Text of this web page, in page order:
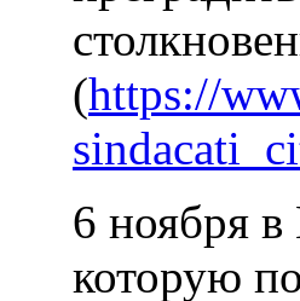
(https://
6 ноября в
которую